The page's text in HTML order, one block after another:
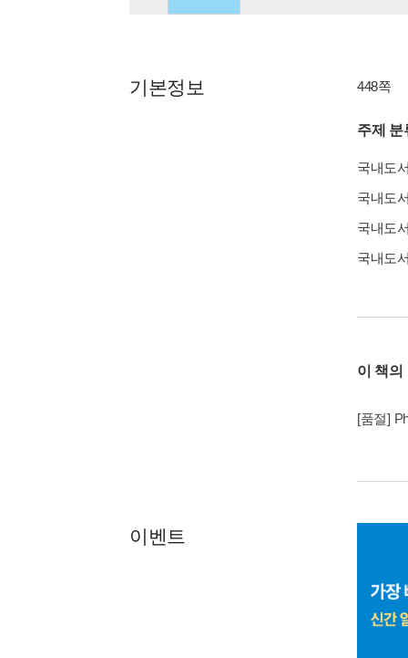
기본정보 448쪽
주제 분
국내도
국내도
국내도
국내도
이 책의
[품절]
이벤트